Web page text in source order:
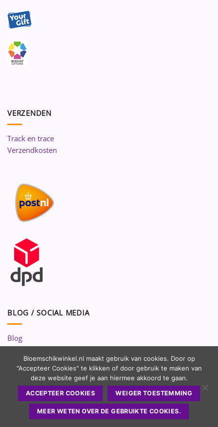
VERZENDEN
Track en trace
Verzendkosten
BLOG / SOCIAL MEDIA
Blog
Volg ons op:
Copyright 2010 - 2026 ©Bloemschikwinkel
Bloemschikwinkel.nl maakt gebruik van cookies. Door op
"Accepteer Cookies" te klikken of door gebruik te maken van
deze website geef je aan hiermee akkoord te gaan.
ACCEPTEER COOKIES WEIGER TOESTEMMING
MEER WETEN OVER DE GEBRUIKTE COOKIES.